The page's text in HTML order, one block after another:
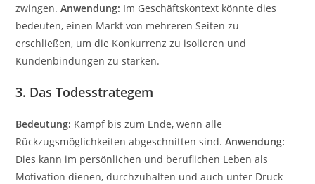
zwingen.Anwendung: Im Geschäftskontext könnte dies
bedeuten, einen Markt von mehreren Seiten zu
erschließen, um die Konkurrenz zu isolieren und
Kundenbindungen zu stärken.
3. Das Todesstrategem
Bedeutung: Kampf bis zum Ende, wenn alle
Rückzugsmöglichkeiten abgeschnitten sind.Anwendung:
Dies kann im persönlichen und beruflichen Leben als
Motivation dienen, durchzuhalten und auch unter Druck